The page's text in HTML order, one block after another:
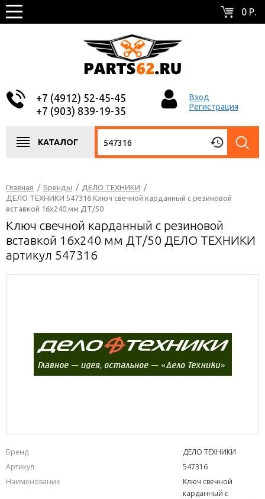
0 Р.
+7 (4912) 52-45-45
+7 (903) 839-19-35
Вход
Регистрация
КАТАЛОГ
Главная / Бренды / ДЕЛО ТЕХНИКИ /
ДЕЛО ТЕХНИКИ 547316 Ключ свечной карданный с резиновой
вставкой 16х240 мм ДТ/50
Ключ свечной карданный с резиновой
вставкой 16х240 мм ДТ/50 ДЕЛО ТЕХНИКИ
артикул 547316
Бренд
ДЕЛО ТЕХНИКИ
Артикул
547316
Наименование
Ключ свечной
карданный с